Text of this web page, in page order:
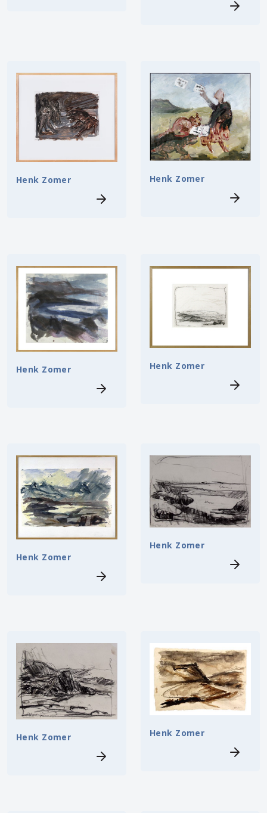
Henk Zomer Henk Zomer
Henk Zomer Henk Zomer
Henk Zomer
Henk Zomer
Henk Zomer Henk Zomer